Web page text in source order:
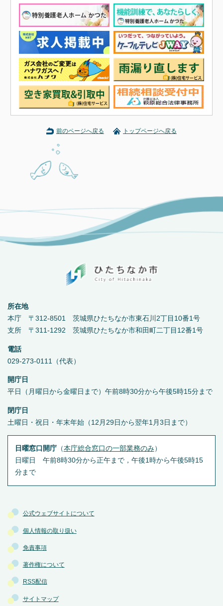
前のページへ戻る トップページへ戻る
公式ウェブサイトについて
個人情報の取り扱い
免責事項
著作権について
RSS配信
サイトマップ
所在地
本庁 〒312-8501 茨城県ひたちなか市東石川2丁目10番1号
支所 〒311-1292 茨城県ひたちなか市和田町二丁目12番1号
電話
029-273-0111（代表）
開庁日
平日（月曜日から金曜日まで）午前8時30分から午後5時15分まで
閉庁日
土曜日・祝日・年末年始（12月29日から翌年1月3日まで）
日曜窓口開庁（本庁総合窓口の一部業務のみ ）
日曜日 午前8時30分から正午まで，午後1時から午後5時15
分まで